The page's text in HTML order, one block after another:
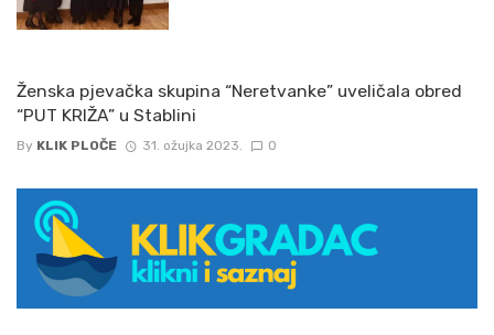
Ženska pjevačka skupina “Neretvanke” uveličala obred
“PUT KRIŽA” u Stablini
By KLIK PLOČE 31. ožujka 2023. 0